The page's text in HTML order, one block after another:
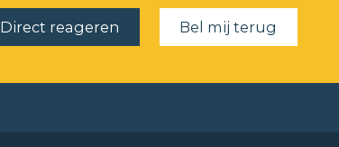
Direct reageren Bel mij terug